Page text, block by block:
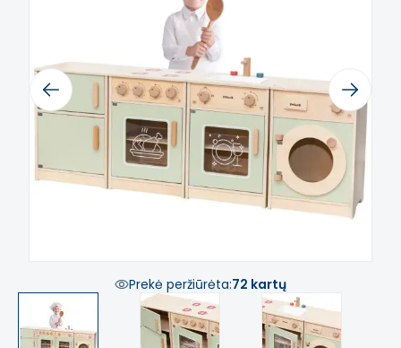
Previous Next
Prekė peržiūrėta:72 kartų